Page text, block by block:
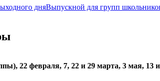
дняВыпускной для групп
22 февраля, 7, 22 и 29 марта, 3 мая, 13